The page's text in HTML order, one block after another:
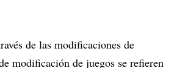
de las modificaciones de
modificación de juegos se refieren